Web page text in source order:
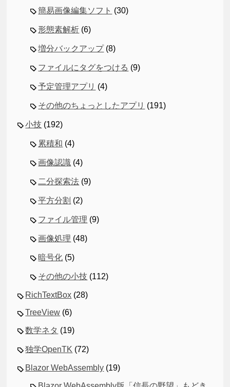
簡易画像編集ソフト (30)
形態素解析 (6)
増分バックアップ(8)
ファイルにタグをつける (9)
予定管理アプリ (4)
その他のちょっとしたアプリ (191)
小技 (192)
累積和 (4)
画像認識 (4)
二分探索法 (9)
平方分割 (2)
ファイル管理 (9)
画像処理 (48)
暗号化 (5)
その他の小技 (112)
RichTextBox (28)
TreeView (6)
数学ネタ (19)
独学OpenTK (72)
Blazor WebAssembly (19)